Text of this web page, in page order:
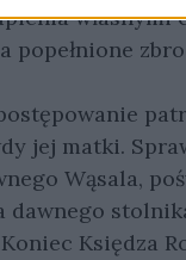
popełnione
jej matki.
Wąsala,
dawnego
Księdza